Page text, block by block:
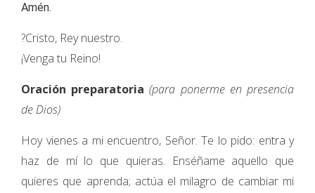
Amén.
?Cristo, Rey nuestro.
¡Venga tu Reino!
Oración preparatoria (para ponerme en presencia
de Dios)
Hoy vienes a mi encuentro, Señor. Te lo pido: entra y
haz de mí lo que quieras. Enséñame aquello que
quieres que aprenda; actúa el milagro de cambiar mi